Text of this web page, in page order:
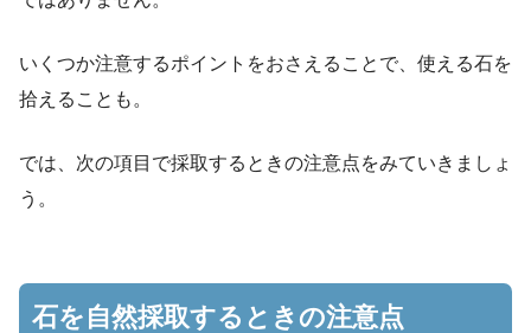
いくつか注意するポイントをおさえることで、使える石を
拾えることも。
では、次の項目で採取するときの注意点をみていきましょ
う。
石を自然採取するときの注意点